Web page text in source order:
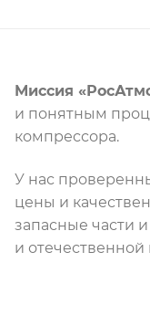
Миссия
и понятным
компрессора.
У нас
цены и
запасные части
и